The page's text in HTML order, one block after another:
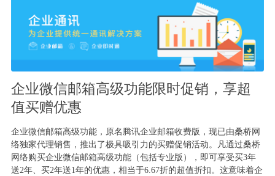
企业微信邮箱高级功能限时促销，享超
值买赠优惠
企业微信邮箱高级功能，原名腾讯企业邮箱收费版，现已由桑桥网
络独家代理销售，推出了极具吸引力的买赠促销活动。凡通过桑桥
网络购买企业微信邮箱高级功能（包括专业版），即可享受买3年
送2年、买2年送1年的优惠，相当于6.67折的超值折扣。这意味着企